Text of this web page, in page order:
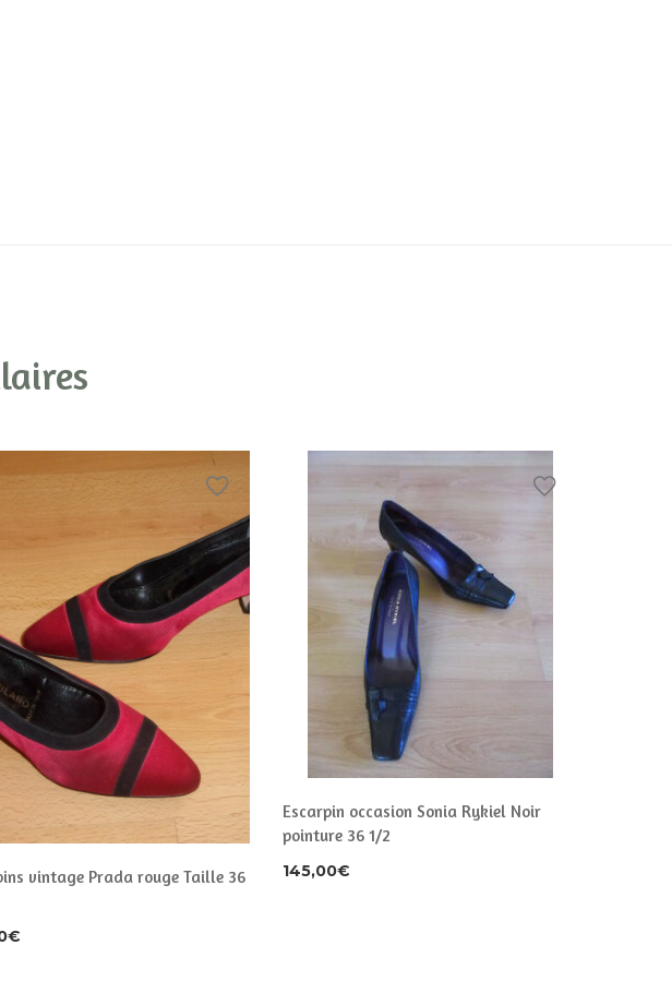
vintage Prada rouge Taille 36
€
Escarpin occasion Sonia Rykiel Noir
pointure 36 1/2
145,00€